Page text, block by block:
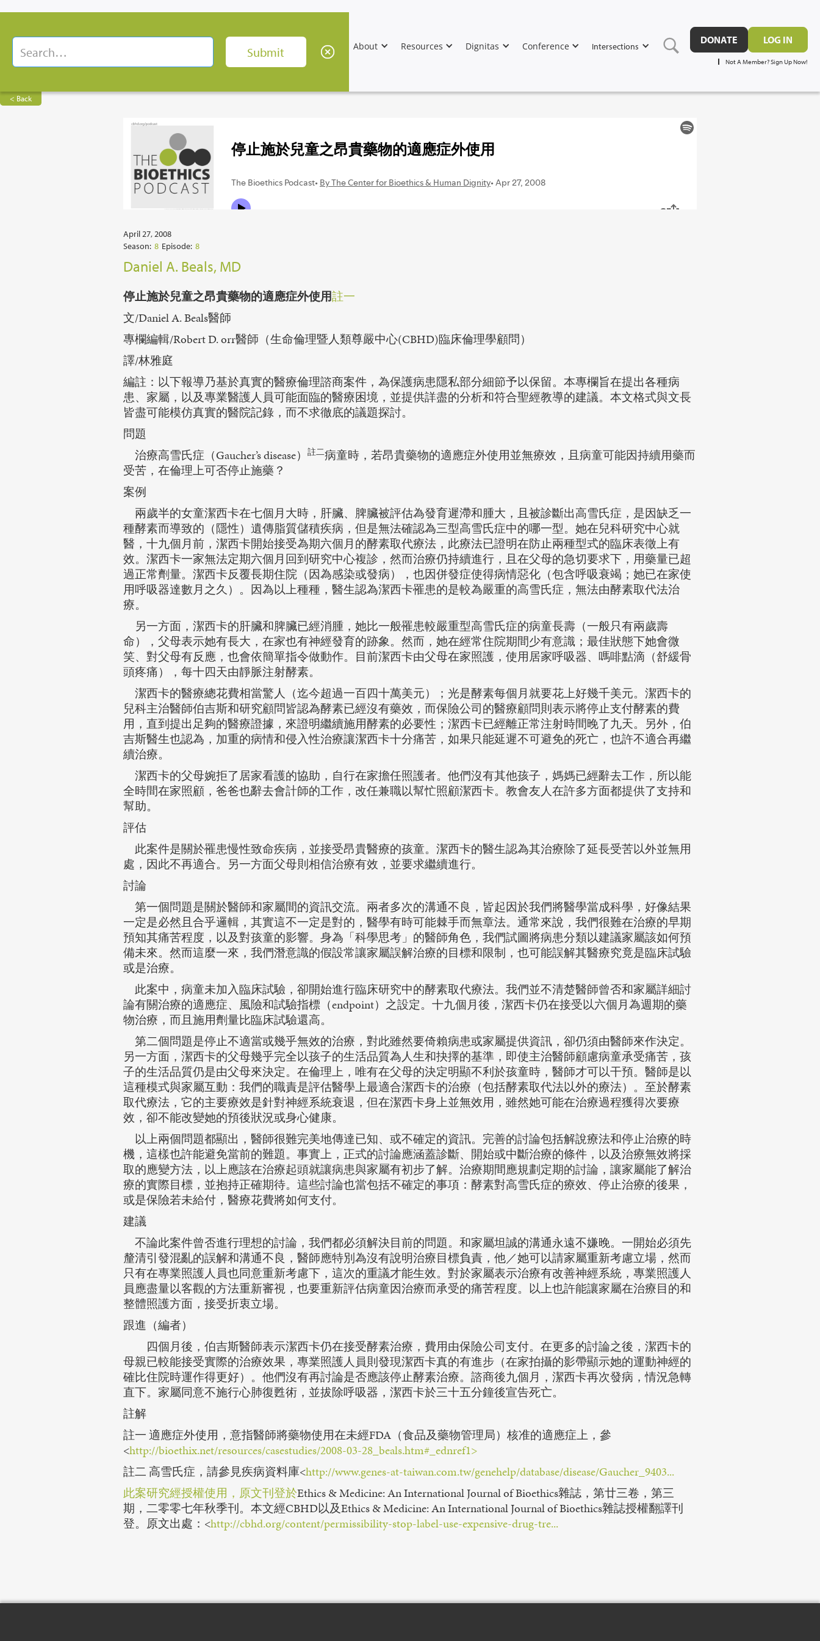
About Resources Dignitas Conference Intersections
DONATE LOG IN
Not A Member? Sign Up Now!
< Back
April 27, 2008
Season: 8 Episode: 8
Daniel A. Beals, MD
停止施於兒童之昂貴藥物的適應症外使用註一
文/Daniel A. Beals醫師
專欄編輯/Robert D. orr醫師（生命倫理暨人類尊嚴中心(CBHD)臨床倫理學顧問）
譯/林雅庭
編註：以下報導乃基於真實的醫療倫理諮商案件，為保護病患隱私部分細節予以保留。本專欄旨在提出各種病
患、家屬，以及專業醫護人員可能面臨的醫療困境，並提供詳盡的分析和符合聖經教導的建議。本文格式與文長
皆盡可能模仿真實的醫院記錄，而不求徹底的議題探討。
問題
治療高雪氏症（Gaucher’s disease） 註二病童時，若昂貴藥物的適應症外使用並無療效，且病童可能因持續用藥而
受苦，在倫理上可否停止施藥？
案例
兩歲半的女童潔西卡在七個月大時，肝臟、脾臟被評估為發育遲滯和腫大，且被診斷出高雪氏症，是因缺乏一
種酵素而導致的（隱性）遺傳脂質儲積疾病，但是無法確認為三型高雪氏症中的哪一型。她在兒科研究中心就
醫，十九個月前，潔西卡開始接受為期六個月的酵素取代療法，此療法已證明在防止兩種型式的臨床表徵上有
效。潔西卡一家無法定期六個月回到研究中心複診，然而治療仍持續進行，且在父母的急切要求下，用藥量已超
過正常劑量。潔西卡反覆長期住院（因為感染或發病），也因併發症使得病情惡化（包含呼吸衰竭；她已在家使
用呼吸器達數月之久）。因為以上種種，醫生認為潔西卡罹患的是較為嚴重的高雪氏症，無法由酵素取代法治
療。
另一方面，潔西卡的肝臟和脾臟已經消腫，她比一般罹患較嚴重型高雪氏症的病童長壽（一般只有兩歲壽
命），父母表示她有長大，在家也有神經發育的跡象。然而，她在經常住院期間少有意識；最佳狀態下她會微
笑、對父母有反應，也會依簡單指令做動作。目前潔西卡由父母在家照護，使用居家呼吸器、嗎啡點滴（舒緩骨
頭疼痛），每十四天由靜脈注射酵素。
潔西卡的醫療總花費相當驚人（迄今超過一百四十萬美元）；光是酵素每個月就要花上好幾千美元。潔西卡的
兒科主治醫師伯吉斯和研究顧問皆認為酵素已經沒有藥效，而保險公司的醫療顧問則表示將停止支付酵素的費
用，直到提出足夠的醫療證據，來證明繼續施用酵素的必要性；潔西卡已經離正常注射時間晚了九天。另外，伯
吉斯醫生也認為，加重的病情和侵入性治療讓潔西卡十分痛苦，如果只能延遲不可避免的死亡，也許不適合再繼
續治療。
潔西卡的父母婉拒了居家看護的協助，自行在家擔任照護者。他們沒有其他孩子，媽媽已經辭去工作，所以能
全時間在家照顧，爸爸也辭去會計師的工作，改任兼職以幫忙照顧潔西卡。教會友人在許多方面都提供了支持和
幫助。
評估
此案件是關於罹患慢性致命疾病，並接受昂貴醫療的孩童。潔西卡的醫生認為其治療除了延長受苦以外並無用
處，因此不再適合。另一方面父母則相信治療有效，並要求繼續進行。
討論
第一個問題是關於醫師和家屬間的資訊交流。兩者多次的溝通不良，皆起因於我們將醫學當成科學，好像結果
一定是必然且合乎邏輯，其實這不一定是對的，醫學有時可能棘手而無章法。通常來說，我們很難在治療的早期
預知其痛苦程度，以及對孩童的影響。身為「科學思考」的醫師角色，我們試圖將病患分類以建議家屬該如何預
備未來。然而這麼一來，我們潛意識的假設常讓家屬誤解治療的目標和限制，也可能誤解其醫療究竟是臨床試驗
或是治療。
此案中，病童未加入臨床試驗，卻開始進行臨床研究中的酵素取代療法。我們並不清楚醫師曾否和家屬詳細討
論有關治療的適應症、風險和試驗指標（endpoint）之設定。十九個月後，潔西卡仍在接受以六個月為週期的藥
物治療，而且施用劑量比臨床試驗還高。
第二個問題是停止不適當或幾乎無效的治療，對此雖然要倚賴病患或家屬提供資訊，卻仍須由醫師來作決定。
另一方面，潔西卡的父母幾乎完全以孩子的生活品質為人生和抉擇的基準，即使主治醫師顧慮病童承受痛苦，孩
子的生活品質仍是由父母來決定。在倫理上，唯有在父母的決定明顯不利於孩童時，醫師才可以干預。醫師是以
這種模式與家屬互動：我們的職責是評估醫學上最適合潔西卡的治療（包括酵素取代法以外的療法）。至於酵素
取代療法，它的主要療效是針對神經系統衰退，但在潔西卡身上並無效用，雖然她可能在治療過程獲得次要療
效，卻不能改變她的預後狀況或身心健康。
以上兩個問題都顯出，醫師很難完美地傳達已知、或不確定的資訊。完善的討論包括解說療法和停止治療的時
機，這樣也許能避免當前的難題。事實上，正式的討論應涵蓋診斷、開始或中斷治療的條件，以及治療無效將採
取的應變方法，以上應該在治療起頭就讓病患與家屬有初步了解。治療期間應規劃定期的討論，讓家屬能了解治
療的實際目標，並抱持正確期待。這些討論也當包括不確定的事項：酵素對高雪氏症的療效、停止治療的後果，
或是保險若未給付，醫療花費將如何支付。
建議
不論此案件曾否進行理想的討論，我們都必須解決目前的問題。和家屬坦誠的溝通永遠不嫌晚。一開始必須先
釐清引發混亂的誤解和溝通不良，醫師應特別為沒有說明治療目標負責，他／她可以請家屬重新考慮立場，然而
只有在專業照護人員也同意重新考慮下，這次的重議才能生效。對於家屬表示治療有改善神經系統，專業照護人
員應盡量以客觀的方法重新審視，也要重新評估病童因治療而承受的痛苦程度。以上也許能讓家屬在治療目的和
整體照護方面，接受折衷立場。
跟進（編者）
四個月後，伯吉斯醫師表示潔西卡仍在接受酵素治療，費用由保險公司支付。在更多的討論之後，潔西卡的
母親已較能接受實際的治療效果，專業照護人員則發現潔西卡真的有進步（在家拍攝的影帶顯示她的運動神經的
確比住院時運作得更好）。他們沒有再討論是否應該停止酵素治療。諮商後九個月，潔西卡再次發病，情況急轉
直下。家屬同意不施行心肺復甦術，並拔除呼吸器，潔西卡於三十五分鐘後宣告死亡。
註解
註一 適應症外使用，意指醫師將藥物使用在未經FDA（食品及藥物管理局）核准的適應症上，參
<http://bioethix.net/resources/casestudies/2008-03-28_beals.htm#_ednref1>
註二 高雪氏症，請參見疾病資料庫<http://www.genes-at-taiwan.com.tw/genehelp/database/disease/Gaucher_9403...
此案研究經授權使用，原文刊登於Ethics & Medicine: An International Journal of Bioethics雜誌，第廿三卷，第三
期，二零零七年秋季刊。本文經CBHD以及Ethics & Medicine: An International Journal of Bioethics雜誌授權翻譯刊
登。原文出處：<http://cbhd.org/content/permissibility-stop-label-use-expensive-drug-tre...